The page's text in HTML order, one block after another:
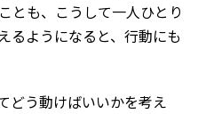
とも、こうして一人ひとり
るようになると、行動にも
どう動けばいいかを考え